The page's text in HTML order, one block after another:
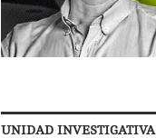
UNIDAD INVESTIGATIVA